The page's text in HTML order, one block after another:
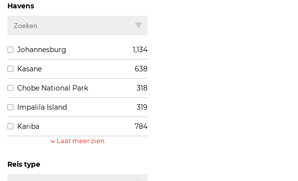
Havens
Johannesburg 1,134
Kasane 638
Chobe National Park 318
Impalila Island 319
Kariba 784
Laat meer zien
Reis type